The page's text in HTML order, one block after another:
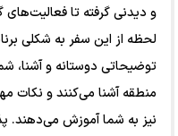
و دیدنی گرفته تا
لحظه از این سفر به شکلی
توضیحاتی دوستانه و آشنا،
منطقه آشنا می‌کنند و
نیز به شما آموزش می‌دهند.